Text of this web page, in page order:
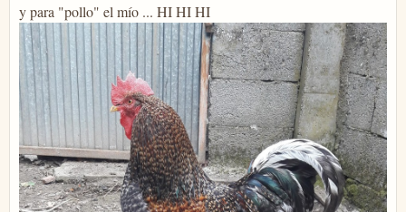
y para "pollo" el mío ... HI HI HI